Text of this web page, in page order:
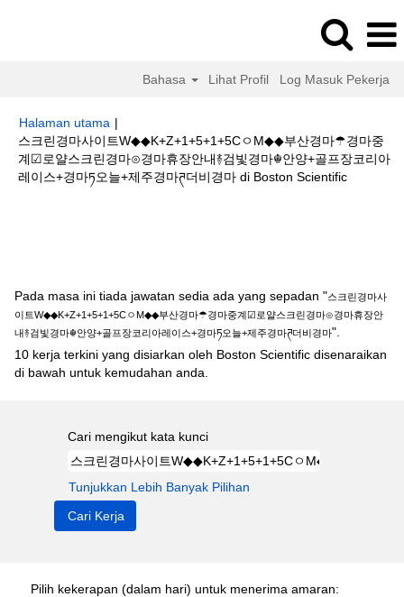
Bahasa Lihat Profil Log Masuk Pekerja
Halaman utama |
스크린경마사이트W◆◆K+Z+1+5+1+5CㅇM◆◆부산경마☂경마중
계☑로얄스크린경마⊙경마휴장안내࿈검빛경마☬안양+골프장코리아
레이스+경마ཏ오늘+제주경마ཊ더비경마 di Boston Scientific(halaman
Pada masa ini tiada jawatan sedia ada yang sepadan "스크린경마사
이트W◆◆K+Z+1+5+1+5CㅇM◆◆부산경마☂경마중계☑로얄스크린경마⊙경마휴장안
내࿈검빛경마☬안양+골프장코리아레이스+경마ཏ오늘+제주경마ཊ더비경마".
10 kerja terkini yang disiarkan oleh Boston Scientific disenaraikan
di bawah untuk kemudahan anda.
Cari mengikut kata kunci
Tunjukkan Lebih Banyak Pilihan
Pilih kekerapan (dalam hari) untuk menerima amaran: